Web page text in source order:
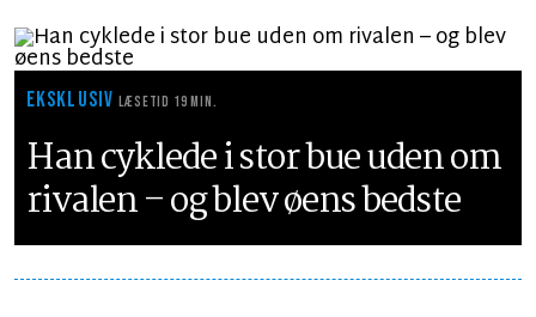
EKSKLUSIVLÆSETID 19 MIN.
Han cyklede i stor bue uden om
rivalen – og blev øens bedste